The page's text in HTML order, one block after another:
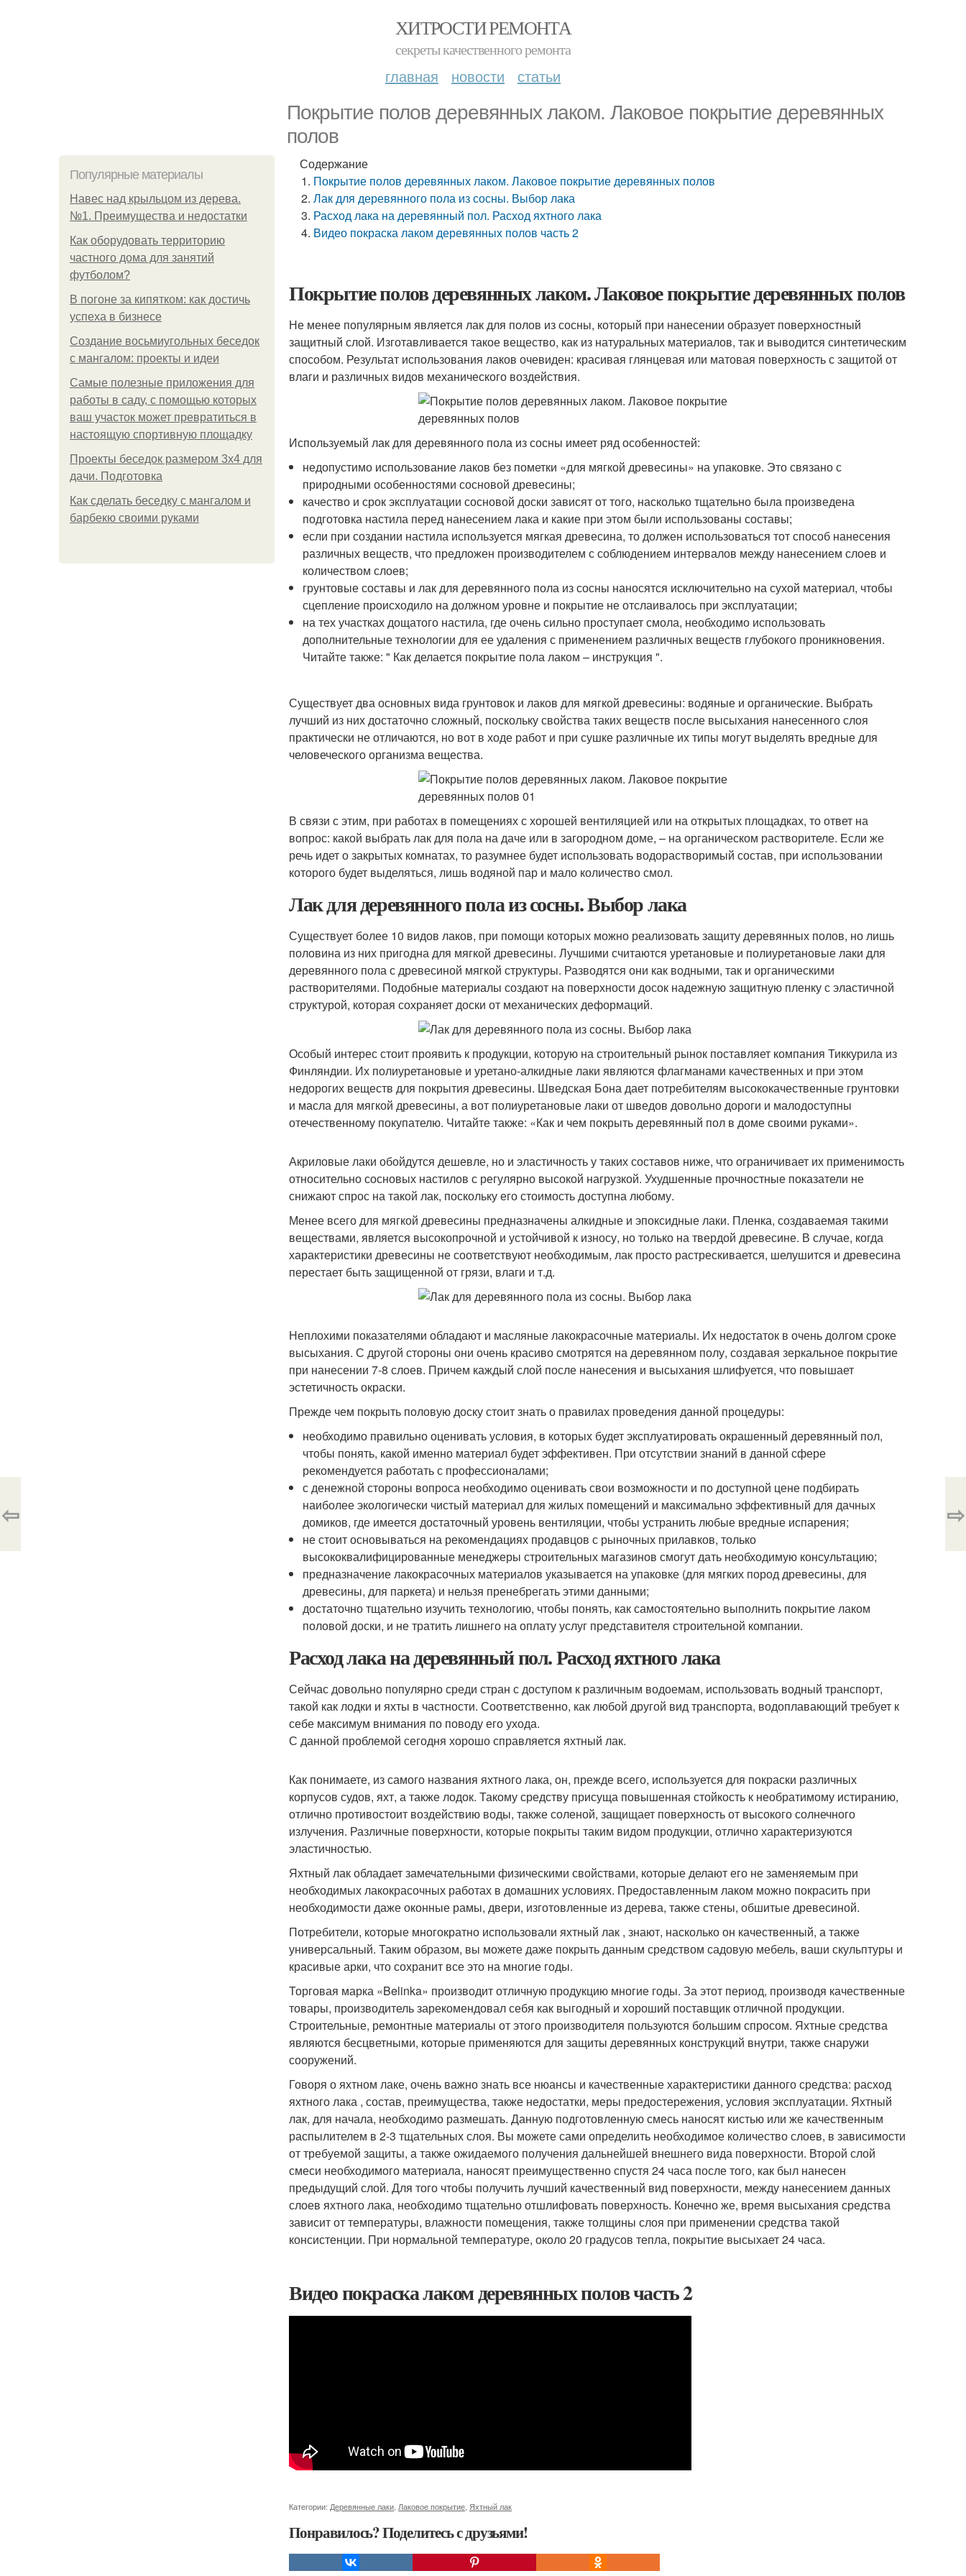
ХИТРОСТИ РЕМОНТА
секреты качественного ремонта
главная новости статьи
Покрытие полов деревянных лаком. Лаковое покрытие деревянных
полов
Популярные материалы
Навес над крыльцом из дерева.
№1. Преимущества и недостатки
Как оборудовать территорию
частного дома для занятий
футболом?
В погоне за кипятком: как достичь
успеха в бизнесе
Создание восьмиугольных беседок
с мангалом: проекты и идеи
Самые полезные приложения для
работы в саду, с помощью которых
ваш участок может превратиться в
настоящую спортивную площадку
Проекты беседок размером 3х4 для
дачи. Подготовка
Как сделать беседку с мангалом и
барбекю своими руками
Содержание
Покрытие полов деревянных лаком. Лаковое покрытие деревянных полов
Лак для деревянного пола из сосны. Выбор лака
Расход лака на деревянный пол. Расход яхтного лака
Видео покраска лаком деревянных полов часть 2
Покрытие полов деревянных лаком. Лаковое покрытие деревянных полов
Не менее популярным является лак для полов из сосны, который при нанесении образует поверхностный
защитный слой. Изготавливается такое вещество, как из натуральных материалов, так и выводится синтетическим
способом. Результат использования лаков очевиден: красивая глянцевая или матовая поверхность с защитой от
влаги и различных видов механического воздействия.
Используемый лак для деревянного пола из сосны имеет ряд особенностей:
недопустимо использование лаков без пометки «для мягкой древесины» на упаковке. Это связано с
природными особенностями сосновой древесины;
качество и срок эксплуатации сосновой доски зависят от того, насколько тщательно была произведена
подготовка настила перед нанесением лака и какие при этом были использованы составы;
если при создании настила используется мягкая древесина, то должен использоваться тот способ нанесения
различных веществ, что предложен производителем с соблюдением интервалов между нанесением слоев и
количеством слоев;
грунтовые составы и лак для деревянного пола из сосны наносятся исключительно на сухой материал, чтобы
сцепление происходило на должном уровне и покрытие не отслаивалось при эксплуатации;
на тех участках дощатого настила, где очень сильно проступает смола, необходимо использовать
дополнительные технологии для ее удаления с применением различных веществ глубокого проникновения.
Читайте также: " Как делается покрытие пола лаком – инструкция ".
Существует два основных вида грунтовок и лаков для мягкой древесины: водяные и органические. Выбрать
лучший из них достаточно сложный, поскольку свойства таких веществ после высыхания нанесенного слоя
практически не отличаются, но вот в ходе работ и при сушке различные их типы могут выделять вредные для
человеческого организма вещества.
В связи с этим, при работах в помещениях с хорошей вентиляцией или на открытых площадках, то ответ на
вопрос: какой выбрать лак для пола на даче или в загородном доме, – на органическом растворителе. Если же
речь идет о закрытых комнатах, то разумнее будет использовать водорастворимый состав, при использовании
которого будет выделяться, лишь водяной пар и мало количество смол.
Лак для деревянного пола из сосны. Выбор лака
Существует более 10 видов лаков, при помощи которых можно реализовать защиту деревянных полов, но лишь
половина из них пригодна для мягкой древесины. Лучшими считаются уретановые и полиуретановые лаки для
деревянного пола с древесиной мягкой структуры. Разводятся они как водными, так и органическими
растворителями. Подобные материалы создают на поверхности досок надежную защитную пленку с эластичной
структурой, которая сохраняет доски от механических деформаций.
Особый интерес стоит проявить к продукции, которую на строительный рынок поставляет компания Тиккурила из
Финляндии. Их полиуретановые и уретано-алкидные лаки являются флагманами качественных и при этом
недорогих веществ для покрытия древесины. Шведская Бона дает потребителям высококачественные грунтовки
и масла для мягкой древесины, а вот полиуретановые лаки от шведов довольно дороги и малодоступны
отечественному покупателю. Читайте также: «Как и чем покрыть деревянный пол в доме своими руками».
Акриловые лаки обойдутся дешевле, но и эластичность у таких составов ниже, что ограничивает их применимость
относительно сосновых настилов с регулярно высокой нагрузкой. Ухудшенные прочностные показатели не
снижают спрос на такой лак, поскольку его стоимость доступна любому.
Менее всего для мягкой древесины предназначены алкидные и эпоксидные лаки. Пленка, создаваемая такими
веществами, является высокопрочной и устойчивой к износу, но только на твердой древесине. В случае, когда
характеристики древесины не соответствуют необходимым, лак просто растрескивается, шелушится и древесина
перестает быть защищенной от грязи, влаги и т.д.
Неплохими показателями обладают и масляные лакокрасочные материалы. Их недостаток в очень долгом сроке
высыхания. С другой стороны они очень красиво смотрятся на деревянном полу, создавая зеркальное покрытие
при нанесении 7-8 слоев. Причем каждый слой после нанесения и высыхания шлифуется, что повышает
эстетичность окраски.
Прежде чем покрыть половую доску стоит знать о правилах проведения данной процедуры:
необходимо правильно оценивать условия, в которых будет эксплуатировать окрашенный деревянный пол,
чтобы понять, какой именно материал будет эффективен. При отсутствии знаний в данной сфере
рекомендуется работать с профессионалами;
с денежной стороны вопроса необходимо оценивать свои возможности и по доступной цене подбирать
наиболее экологически чистый материал для жилых помещений и максимально эффективный для дачных
домиков, где имеется достаточный уровень вентиляции, чтобы устранить любые вредные испарения;
не стоит основываться на рекомендациях продавцов с рыночных прилавков, только
высококвалифицированные менеджеры строительных магазинов смогут дать необходимую консультацию;
предназначение лакокрасочных материалов указывается на упаковке (для мягких пород древесины, для
древесины, для паркета) и нельзя пренебрегать этими данными;
достаточно тщательно изучить технологию, чтобы понять, как самостоятельно выполнить покрытие лаком
половой доски, и не тратить лишнего на оплату услуг представителя строительной компании.
Расход лака на деревянный пол. Расход яхтного лака
Сейчас довольно популярно среди стран с доступом к различным водоемам, использовать водный транспорт,
такой как лодки и яхты в частности. Соответственно, как любой другой вид транспорта, водоплавающий требует к
себе максимум внимания по поводу его ухода.
С данной проблемой сегодня хорошо справляется яхтный лак.
Как понимаете, из самого названия яхтного лака, он, прежде всего, используется для покраски различных
корпусов судов, яхт, а также лодок. Такому средству присуща повышенная стойкость к необратимому истиранию,
отлично противостоит воздействию воды, также соленой, защищает поверхность от высокого солнечного
излучения. Различные поверхности, которые покрыты таким видом продукции, отлично характеризуются
эластичностью.
Яхтный лак обладает замечательными физическими свойствами, которые делают его не заменяемым при
необходимых лакокрасочных работах в домашних условиях. Предоставленным лаком можно покрасить при
необходимости даже оконные рамы, двери, изготовленные из дерева, также стены, обшитые древесиной.
Потребители, которые многократно использовали яхтный лак , знают, насколько он качественный, а также
универсальный. Таким образом, вы можете даже покрыть данным средством садовую мебель, ваши скульптуры и
красивые арки, что сохранит все это на многие годы.
Торговая марка «Belinka» производит отличную продукцию многие годы. За этот период, производя качественные
товары, производитель зарекомендовал себя как выгодный и хороший поставщик отличной продукции.
Строительные, ремонтные материалы от этого производителя пользуются большим спросом. Яхтные средства
являются бесцветными, которые применяются для защиты деревянных конструкций внутри, также снаружи
сооружений.
Говоря о яхтном лаке, очень важно знать все нюансы и качественные характеристики данного средства: расход
яхтного лака , состав, преимущества, также недостатки, меры предостережения, условия эксплуатации. Яхтный
лак, для начала, необходимо размешать. Данную подготовленную смесь наносят кистью или же качественным
распылителем в 2-3 тщательных слоя. Вы можете сами определить необходимое количество слоев, в зависимости
от требуемой защиты, а также ожидаемого получения дальнейшей внешнего вида поверхности. Второй слой
смеси необходимого материала, наносят преимущественно спустя 24 часа после того, как был нанесен
предыдущий слой. Для того чтобы получить лучший качественный вид поверхности, между нанесением данных
слоев яхтного лака, необходимо тщательно отшлифовать поверхность. Конечно же, время высыхания средства
зависит от температуры, влажности помещения, также толщины слоя при применении средства такой
консистенции. При нормальной температуре, около 20 градусов тепла, покрытие высыхает 24 часа.
Видео покраска лаком деревянных полов часть 2
Категории: Деревянные лаки Лаковое покрытие Яхтный лак
Понравилось? Поделитесь с друзьями!
⇦ ⇨